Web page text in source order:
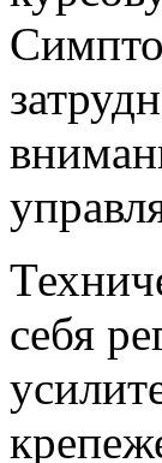
себя